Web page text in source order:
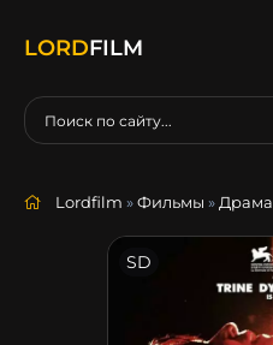
LORDFILM
Lordfilm »Фильмы » Драма
SD